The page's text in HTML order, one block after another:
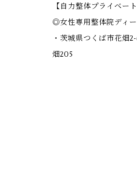
【自力整体プライベート
◎女性専用整体院ディ
・茨城県つくば市花畑
畑205